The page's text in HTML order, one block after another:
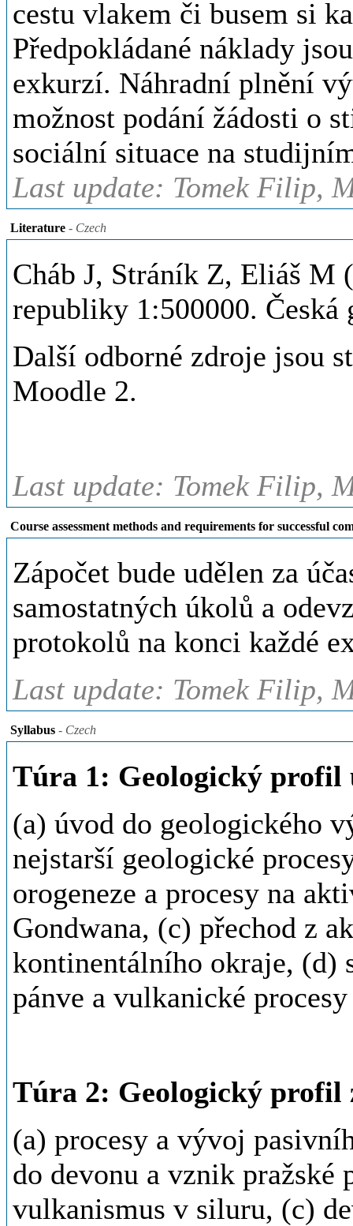
cestu vlakem či busem si
Předpokládané náklady
exkurzí. Náhradní plnění
možnost podání žádosti o
sociální situace na
Last update: Tomek Filip,
Literature - Czech
Cháb J, Stráník Z, Eliáš M
republiky 1:500000. Česká
Další odborné zdroje jsou
Moodle 2.
Last update: Tomek Filip,
Course assessment methods and requirements for successful
Zápočet bude udělen za
samostatných úkolů a
protokolů na konci každé
Last update: Tomek Filip,
Syllabus - Czech
Túra 1: Geologický profil
(a) úvod do geologického
nejstarší geologické
orogeneze a procesy na
Gondwana, (c) přechod z
kontinentálního okraje, (d)
pánve a vulkanické procesy
Túra 2: Geologický profil
(a) procesy a vývoj
do devonu a vznik pražské
vulkanismus v siluru, (c)